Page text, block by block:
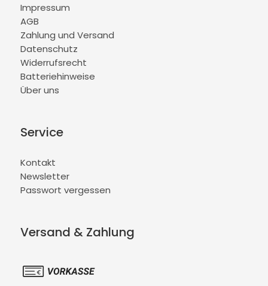
Impressum
AGB
Zahlung und Versand
Datenschutz
Widerrufsrecht
Batteriehinweise
Über uns
Service
Kontakt
Newsletter
Passwort vergessen
Versand & Zahlung